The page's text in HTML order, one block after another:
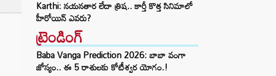
Karthi: నయనతార లేదా త్రిష.. కార్తీ కొత్త సినిమాలో
హీరోయిన్ ఎవరు?
ట్రెండింగ్‌
Baba Vanga Prediction 2026: బాబా వంగా
జోస్యం.. ఈ 5 రాశులకు కోటీశ్వర యోగం.!